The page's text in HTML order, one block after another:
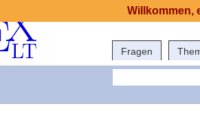
Fragen
Willkommen,